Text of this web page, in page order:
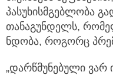
პასუხისმგებლობა
თანაგუნდელს,
ნდობა, როგორც
„დარწმუნებული ვარ